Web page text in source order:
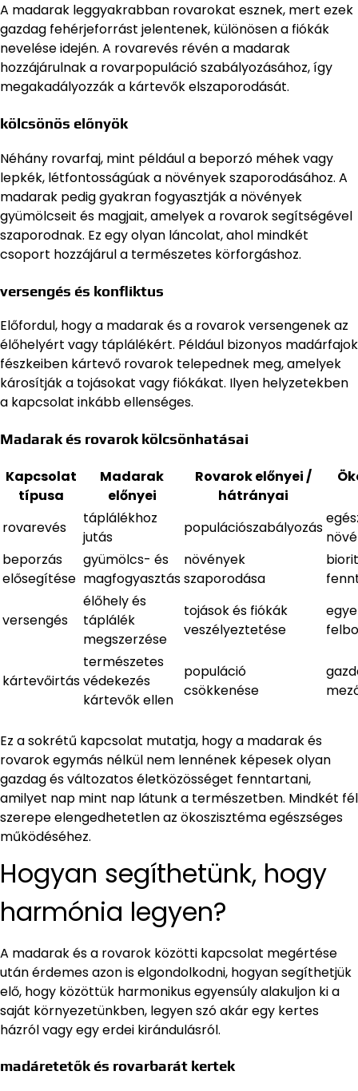
A madarak leggyakrabban rovarokat esznek, mert ezek
gazdag fehérjeforrást jelentenek, különösen a fiókák
nevelése idején. A rovarevés révén a madarak
hozzájárulnak a rovarpopuláció szabályozásához, így
megakadályozzák a kártevők elszaporodását.
kölcsönös előnyök
Néhány rovarfaj, mint például a beporzó méhek vagy
lepkék, létfontosságúak a növények szaporodásához. A
madarak pedig gyakran fogyasztják a növények
gyümölcseit és magjait, amelyek a rovarok segítségével
szaporodnak. Ez egy olyan láncolat, ahol mindkét
csoport hozzájárul a természetes körforgáshoz.
versengés és konfliktus
Előfordul, hogy a madarak és a rovarok versengenek az
élőhelyért vagy táplálékért. Például bizonyos madárfajok
fészkeiben kártevő rovarok telepednek meg, amelyek
károsítják a tojásokat vagy fiókákat. Ilyen helyzetekben
a kapcsolat inkább ellenséges.
Madarak és rovarok kölcsönhatásai
Kapcsolat
típusa
Madarak
előnyei
Rovarok előnyei /
hátrányai
rovarevés
táplálékhoz
jutás
populációszabályozás
beporzás
elősegítése
gyümölcs- és
magfogyasztás
növények
szaporodása
versengés
élőhely és
táplálék
megszerzése
tojások és fiókák
veszélyeztetése
kártevőirtás
természetes
védekezés
kártevők ellen
populáció
csökkenése
Ez a sokrétű kapcsolat mutatja, hogy a madarak és
rovarok egymás nélkül nem lennének képesek olyan
gazdag és változatos életközösséget fenntartani,
amilyet nap mint nap látunk a természetben. Mindkét fél
szerepe elengedhetetlen az ökoszisztéma egészséges
működéséhez.
Hogyan segíthetünk, hogy
harmónia legyen?
A madarak és a rovarok közötti kapcsolat megértése
után érdemes azon is elgondolkodni, hogyan segíthetjük
elő, hogy közöttük harmonikus egyensúly alakuljon ki a
saját környezetünkben, legyen szó akár egy kertes
házról vagy egy erdei kirándulásról.
madáretetők és rovarbarát kertek